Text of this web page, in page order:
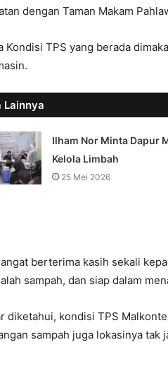
dengan Taman Makam
Kondisi TPS yang berada
Lainnya
Ilham Nor Minta Dapur
Kelola Limbah
25 Mei 2026
berterima kasih sekali
sampah, dan siap dalam
diketahui, kondisi TPS
sampah juga lokasinya tak